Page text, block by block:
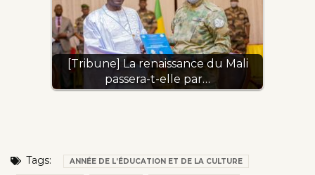
[Tribune] La renaissance du Mali
passera-t-elle par…
Tags: ANNÉE DE L’ÉDUCATION ET DE LA CULTURE